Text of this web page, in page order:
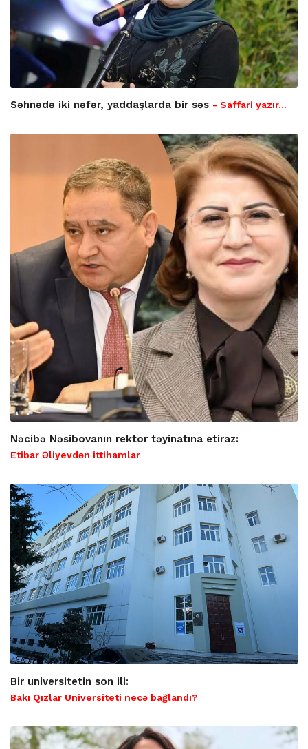
Səhnədə iki nəfər, yaddaşlarda bir səs - Saffari yazır…
Nəcibə Nəsibovanın rektor təyinatına etiraz:
Etibar Əliyevdən ittihamlar
Bir universitetin son ili:
Bakı Qızlar Universiteti necə bağlandı?